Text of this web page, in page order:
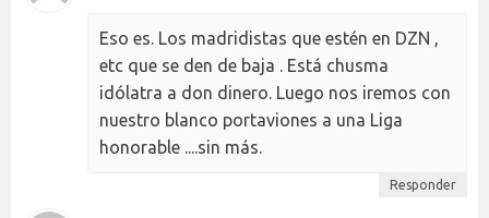
Eso es. Los madridistas que estén en DZN ,
etc que se den de baja . Está chusma
idólatra a don dinero. Luego nos iremos con
nuestro blanco portaviones a una Liga
honorable ....sin más.
Responder